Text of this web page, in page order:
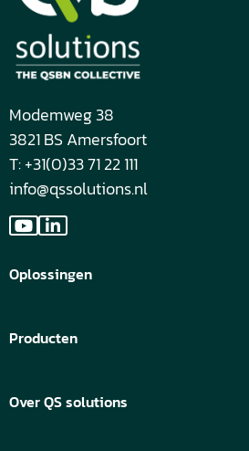
Modemweg 38
3821 BS Amersfoort
T: +31(0)33 71 22 111
info@qssolutions.nl
Ga
YouTube
Ga
LinkedIn
Oplossingen
Producten
Over QS solutions